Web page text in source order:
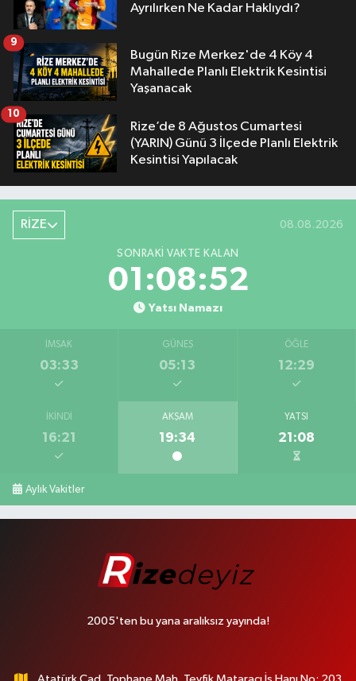
Ayrılırken Ne Kadar Haklıydı?
Bugün Rize Merkez'de 4 Köy 4
Mahallede Planlı Elektrik Kesintisi
Yaşanacak
9
Rize’de 8 Ağustos Cumartesi
(YARIN) Günü 3 İlçede Planlı Elektrik
Kesintisi Yapılacak
10
RİZE 08.08.2026
SONRAKI VAKTE KALAN
01:08:51
Yatsı Namazı
İMSAK
03:33
GÜNEŞ
05:13
ÖĞLE
12:29
İKINDI
16:21
AKŞAM
19:34
YATSI
21:08
Aylık Vakitler
2005'ten bu yana aralıksız yayında!
Atatürk Cad. Tophane Mah. Tevfik Mataracı İş Hanı No: 203